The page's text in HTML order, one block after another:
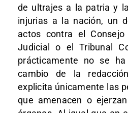
de ultrajes a la patria y
injurias a la nación, un
actos contra el
Judicial o el Tribunal
prácticamente no se
cambio de la
explicita únicamente las
que amenacen o